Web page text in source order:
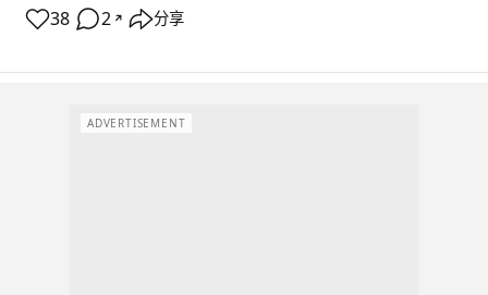
38 2 ↗ 分享
ADVERTISEMENT